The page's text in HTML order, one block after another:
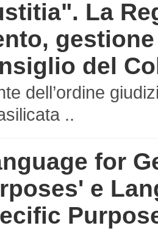
La
del
dell’ordine
..
for
e